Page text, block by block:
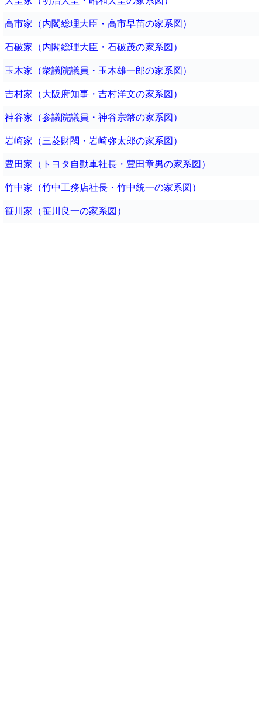
高市家（内閣総理大臣・高市早苗の家系図）
石破家（内閣総理大臣・石破茂の家系図）
玉木家（衆議院議員・玉木雄一郎の家系図）
吉村家（大阪府知事・吉村洋文の家系図）
神谷家（参議院議員・神谷宗幣の家系図）
岩崎家（三菱財閥・岩崎弥太郎の家系図）
豊田家（トヨタ自動車社長・豊田章男の家系図）
竹中家（竹中工務店社長・竹中統一の家系図）
笹川家（笹川良一の家系図）